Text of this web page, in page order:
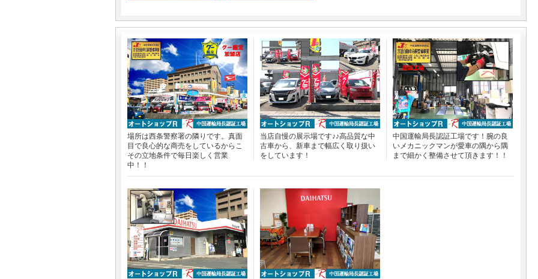
場所は西条警察署の隣りです。真面
目で良心的な商売をしているからこ
その立地条件で毎日楽しく営業
中！！
当店自慢の展示場です♪♪高品質な中
古車から、新車まで幅広く取り扱い
をしています！
中国運輸局長認証工場です！腕の良
いメカニックマンが愛車の隅から隅
まで細かく整備させて頂きます！！